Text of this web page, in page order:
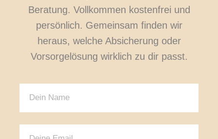
Beratung. Vollkommen kostenfrei und
persönlich. Gemeinsam finden wir
heraus, welche Absicherung oder
Vorsorgelösung wirklich zu dir passt.